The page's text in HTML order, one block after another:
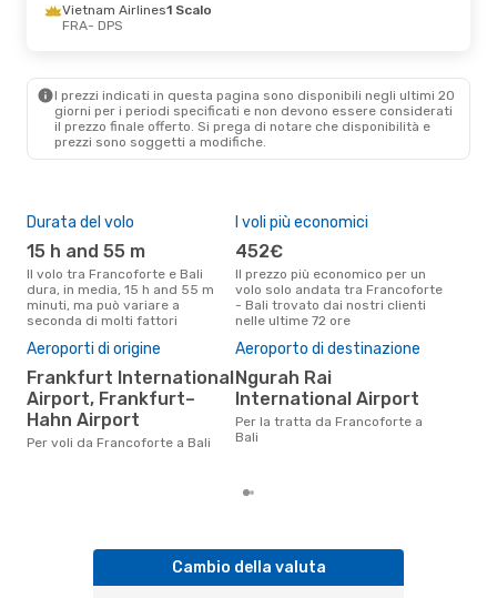
Vietnam Airlines1 Scalo
FRA- DPS
I prezzi indicati in questa pagina sono disponibili negli ultimi 20
giorni per i periodi specificati e non devono essere considerati
il ​​prezzo finale offerto. Si prega di notare che disponibilità e
prezzi sono soggetti a modifiche.
Durata del volo
15 h and 55 m
Il volo tra Francoforte e Bali
dura, in media, 15 h and 55 m
minuti, ma può variare a
seconda di molti fattori
I voli più economici
452€
Il prezzo più economico per un
volo solo andata tra Francoforte
- Bali trovato dai nostri clienti
nelle ultime 72 ore
Aeroporti di origine
Frankfurt International
Airport, Frankfurt–
Hahn Airport
Per voli da Francoforte a Bali
Aeroporto di destinazione
Ngurah Rai
International Airport
Per la tratta da Francoforte a
Bali
Cambio della valuta